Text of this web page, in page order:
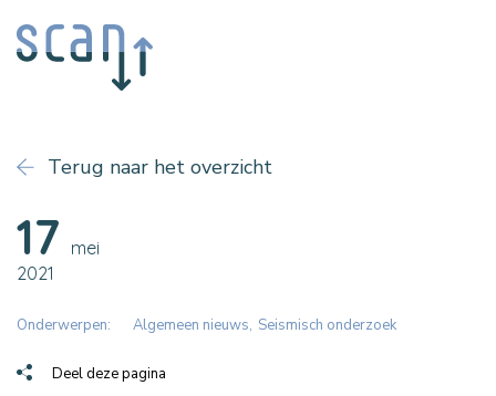
Terug naar het overzicht
17 mei
2021
Onderwerpen: Algemeen nieuws Seismisch onderzoek
Deel deze pagina